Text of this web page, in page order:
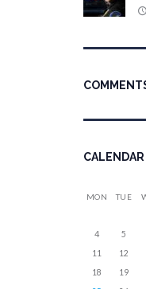
CALENDAR
MON TUE
4
5
11
12
18
19